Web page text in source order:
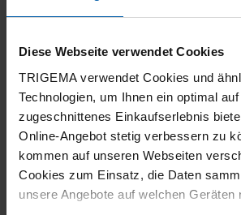
Diese Webseite verwendet Cookies
TRIGEMA verwendet Cookies und
Technologien, um Ihnen ein optimal
zugeschnittenes Einkaufserlebnis
Online-Angebot stetig verbessern zu
kommen auf unseren Webseiten
Cookies zum Einsatz, die Daten
unsere Angebote auf welchen Geräten
climate-neutral
14 day return policy
100%